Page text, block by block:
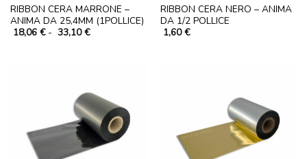
RIBBON CERA MARRONE –
ANIMA DA 25,4MM (1POLLICE)
18,06 € - 33,10€Fascia
RIBBON CERA NERO – ANIMA
DA 1/2 POLLICE
1,60€